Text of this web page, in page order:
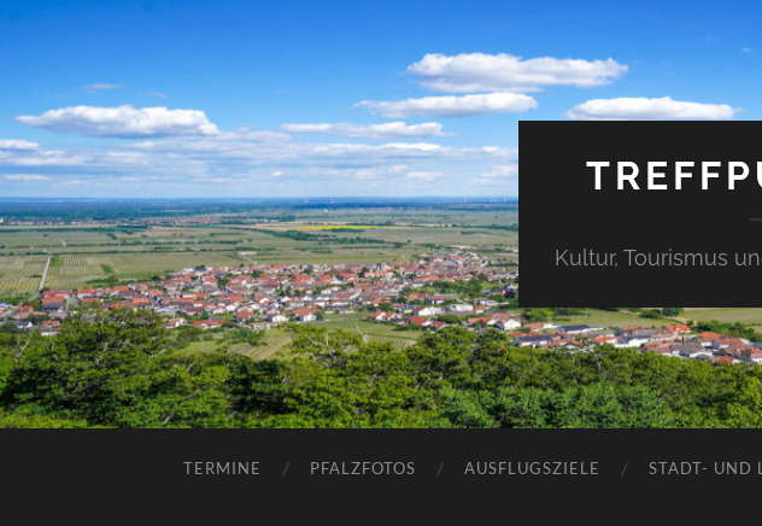
Kultur, Tourismus
TERMINE PFALZFOTOS AUSFLUGSZIELE STADT- UND